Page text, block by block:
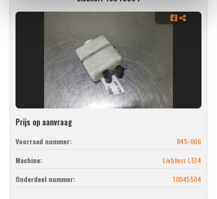
Prijs op aanvraag
Voorraad nummer:
845-006
Machine:
Liebherr L514
Onderdeel nummer:
10045504